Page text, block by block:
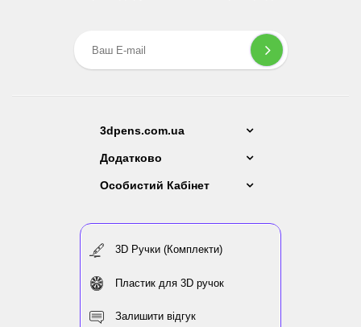
3dpens.com.ua
Додатково
Особистий Кабінет
3D Ручки (Комплекти)
Пластик для 3D ручок
Залишити відгук